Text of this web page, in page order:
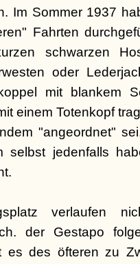
Im Sommer 1937
Fahrten
schwarzen
oder
mit blankem
einem Totenkopf
"angeordnet"
selbst jedenfalls
verlaufen
der Gestapo
es des öfteren zu